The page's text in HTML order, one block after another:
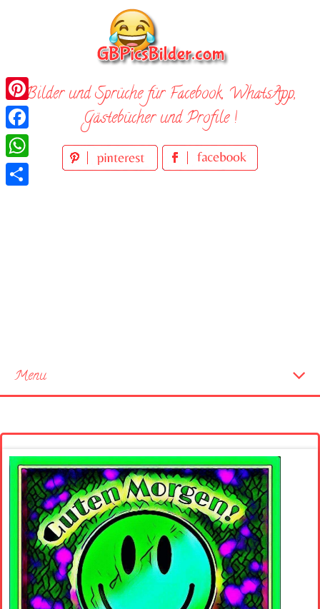
Bilder und Sprüche für Facebook, WhatsApp,
Gästebücher und Profile !
Menu
Pinterest
Facebook
WhatsApp